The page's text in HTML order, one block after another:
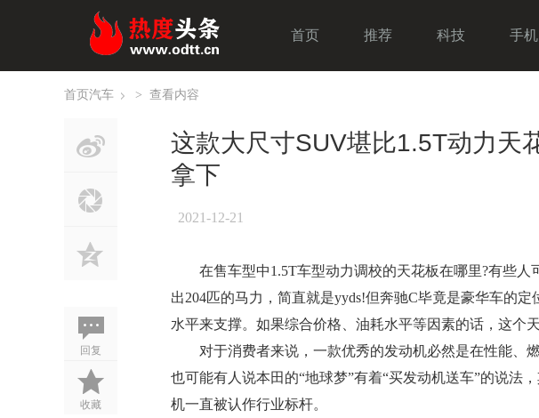
首页 推荐 科技 手机
首页 >
汽车 查看内容
回复
收藏
这款大尺寸SUV堪比1.5T动力天
拿下
2021-12-21
在售车型中1.5T车型动力调校的天花板在哪里?有些人
出204匹的马力，简直就是yyds!但奔驰C毕竟是豪华车的
水平来支撑。如果综合价格、油耗水平等因素的话，这个
对于消费者来说，一款优秀的发动机必然是在性能、燃
也可能有人说本田的“地球梦”有着“买发动机送车”的说法
机一直被认作行业标杆。